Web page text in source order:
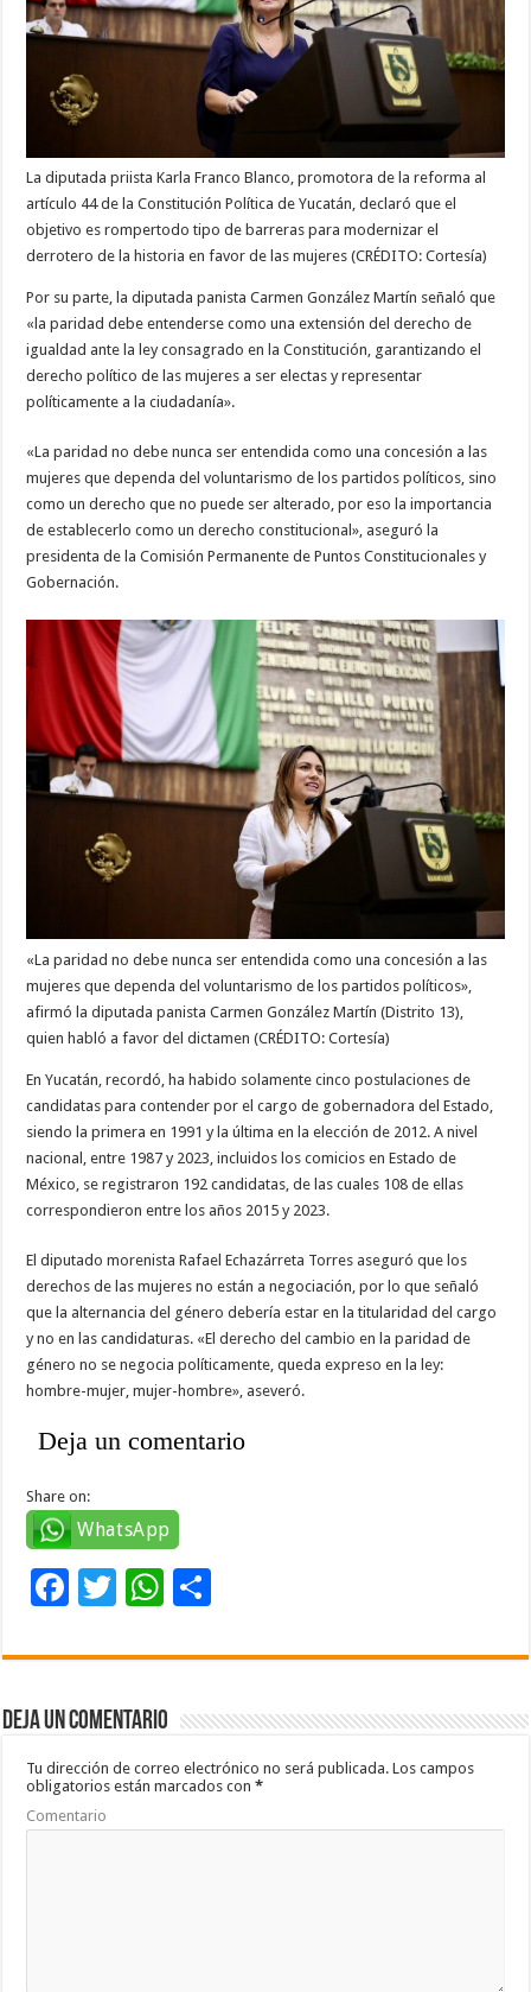
La diputada priista Karla Franco Blanco, promotora de la reforma al
artículo 44 de la Constitución Política de Yucatán, declaró que el
objetivo es rompertodo tipo de barreras para modernizar el
derrotero de la historia en favor de las mujeres (CRÉDITO: Cortesía)
Por su parte, la diputada panista Carmen González Martín señaló que
«la paridad debe entenderse como una extensión del derecho de
igualdad ante la ley consagrado en la Constitución, garantizando el
derecho político de las mujeres a ser electas y representar
políticamente a la ciudadanía».
«La paridad no debe nunca ser entendida como una concesión a las
mujeres que dependa del voluntarismo de los partidos políticos, sino
como un derecho que no puede ser alterado, por eso la importancia
de establecerlo como un derecho constitucional», aseguró la
presidenta de la Comisión Permanente de Puntos Constitucionales y
Gobernación.
«La paridad no debe nunca ser entendida como una concesión a las
mujeres que dependa del voluntarismo de los partidos políticos»,
afirmó la diputada panista Carmen González Martín (Distrito 13),
quien habló a favor del dictamen (CRÉDITO: Cortesía)
En Yucatán, recordó, ha habido solamente cinco postulaciones de
candidatas para contender por el cargo de gobernadora del Estado,
siendo la primera en 1991 y la última en la elección de 2012. A nivel
nacional, entre 1987 y 2023, incluidos los comicios en Estado de
México, se registraron 192 candidatas, de las cuales 108 de ellas
correspondieron entre los años 2015 y 2023.
El diputado morenista Rafael Echazárreta Torres aseguró que los
derechos de las mujeres no están a negociación, por lo que señaló
que la alternancia del género debería estar en la titularidad del cargo
y no en las candidaturas. «El derecho del cambio en la paridad de
género no se negocia políticamente, queda expreso en la ley:
hombre-mujer, mujer-hombre», aseveró.
Deja un comentario
Share on:
WhatsApp
F
e
b
o
o
k
T
tt
er
W
at
sA
p
p
m
ar
ti
Deja un comentario
Tu dirección de correo electrónico no será publicada. Los campos
obligatorios están marcados con*
Comentario